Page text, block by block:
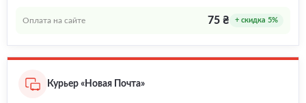
Оплата на сайте 75 ₴ + скидка 5%
Курьер «Новая Почта»